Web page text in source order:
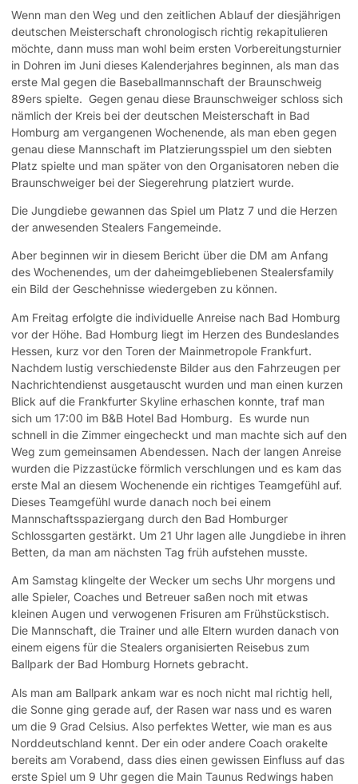
Wenn man den Weg und den zeitlichen Ablauf der diesjährigen
deutschen Meisterschaft chronologisch richtig rekapitulieren
möchte, dann muss man wohl beim ersten Vorbereitungsturnier
in Dohren im Juni dieses Kalenderjahres beginnen, als man das
erste Mal gegen die Baseballmannschaft der Braunschweig
89ers spielte. Gegen genau diese Braunschweiger schloss sich
nämlich der Kreis bei der deutschen Meisterschaft in Bad
Homburg am vergangenen Wochenende, als man eben gegen
genau diese Mannschaft im Platzierungsspiel um den siebten
Platz spielte und man später von den Organisatoren neben die
Braunschweiger bei der Siegerehrung platziert wurde.
Die Jungdiebe gewannen das Spiel um Platz 7 und die Herzen
der anwesenden Stealers Fangemeinde.
Aber beginnen wir in diesem Bericht über die DM am Anfang
des Wochenendes, um der daheimgebliebenen Stealersfamily
ein Bild der Geschehnisse wiedergeben zu können.
Am Freitag erfolgte die individuelle Anreise nach Bad Homburg
vor der Höhe. Bad Homburg liegt im Herzen des Bundeslandes
Hessen, kurz vor den Toren der Mainmetropole Frankfurt.
Nachdem lustig verschiedenste Bilder aus den Fahrzeugen per
Nachrichtendienst ausgetauscht wurden und man einen kurzen
Blick auf die Frankfurter Skyline erhaschen konnte, traf man
sich um 17:00 im B&B Hotel Bad Homburg. Es wurde nun
schnell in die Zimmer eingecheckt und man machte sich auf den
Weg zum gemeinsamen Abendessen. Nach der langen Anreise
wurden die Pizzastücke förmlich verschlungen und es kam das
erste Mal an diesem Wochenende ein richtiges Teamgefühl auf.
Dieses Teamgefühl wurde danach noch bei einem
Mannschaftsspaziergang durch den Bad Homburger
Schlossgarten gestärkt. Um 21 Uhr lagen alle Jungdiebe in ihren
Betten, da man am nächsten Tag früh aufstehen musste.
Am Samstag klingelte der Wecker um sechs Uhr morgens und
alle Spieler, Coaches und Betreuer saßen noch mit etwas
kleinen Augen und verwogenen Frisuren am Frühstückstisch.
Die Mannschaft, die Trainer und alle Eltern wurden danach von
einem eigens für die Stealers organisierten Reisebus zum
Ballpark der Bad Homburg Hornets gebracht.
Als man am Ballpark ankam war es noch nicht mal richtig hell,
die Sonne ging gerade auf, der Rasen war nass und es waren
um die 9 Grad Celsius. Also perfektes Wetter, wie man es aus
Norddeutschland kennt. Der ein oder andere Coach orakelte
bereits am Vorabend, dass dies einen gewissen Einfluss auf das
erste Spiel um 9 Uhr gegen die Main Taunus Redwings haben